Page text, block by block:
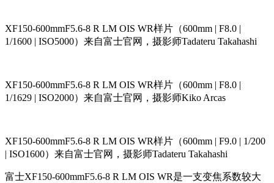
XF150-600mmF5.6-8 R LM OIS WR样片（600mm | F8.0 |
1/1600 | ISO5000）来自富士官网，摄影师Tadateru Takahashi
XF150-600mmF5.6-8 R LM OIS WR样片（600mm | F8.0 |
1/1629 | ISO2000）来自富士官网，摄影师Kiko Arcas
XF150-600mmF5.6-8 R LM OIS WR样片（600mm | F9.0 | 1/200
| ISO1600）来自富士官网，摄影师Tadateru Takahashi
富士XF150-600mmF5.6-8 R LM OIS WR是一支变焦系数较大